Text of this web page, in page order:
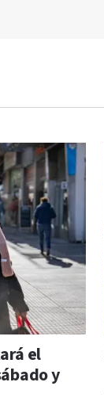
el
y